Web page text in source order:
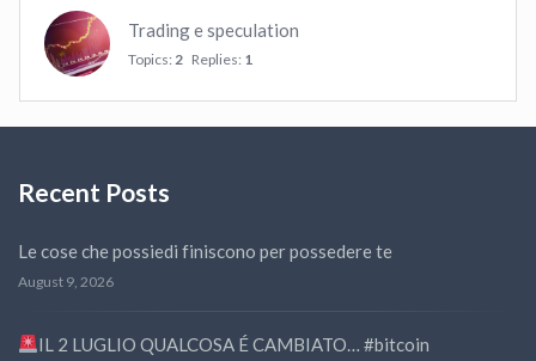
Trading e speculation
Topics: 2 Replies: 1
Recent Posts
Le cose che possiedi finiscono per possedere te
August 9, 2026
IL 2 LUGLIO QUALCOSA É CAMBIATO… #bitcoin